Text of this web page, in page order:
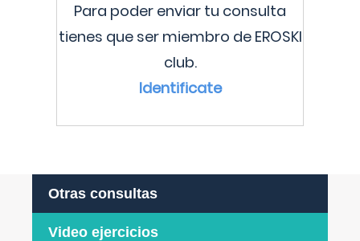
Para poder enviar tu consulta
tienes que ser miembro de EROSKI
club.
Identificate
Otras consultas
Video ejercicios